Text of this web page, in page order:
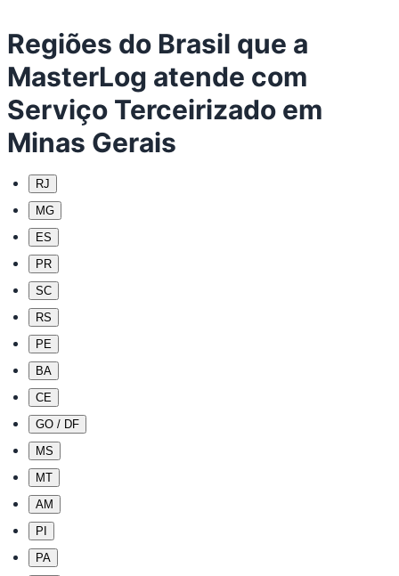
Regiões do Brasil que a
MasterLog atende com
Serviço Terceirizado em
Minas Gerais
RJ
MG
ES
PR
SC
RS
PE
BA
CE
GO / DF
MS
MT
AM
PI
PA